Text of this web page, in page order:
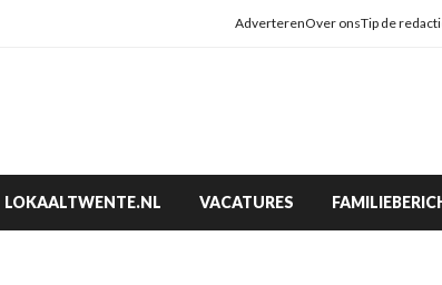
AdverterenOver onsTip de
LOKAALTWENTE.NL VACATURES